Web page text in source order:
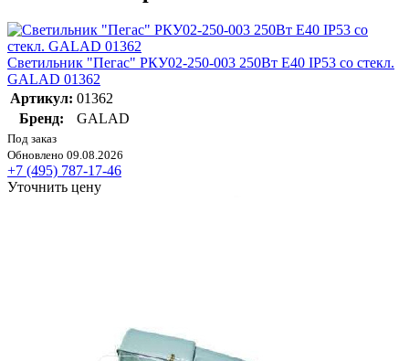
Светильник "Пегас" РКУ02-250-003 250Вт E40 IP53 со стекл.
GALAD 01362
Артикул: 01362
Бренд:
GALAD
Под заказ
Обновлено 09.08.2026
+7 (495) 787-17-46
Уточнить цену